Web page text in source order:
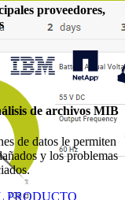
proveedores,
de archivos MIB
de datos le permiten
y los problemas
PRODUCTO